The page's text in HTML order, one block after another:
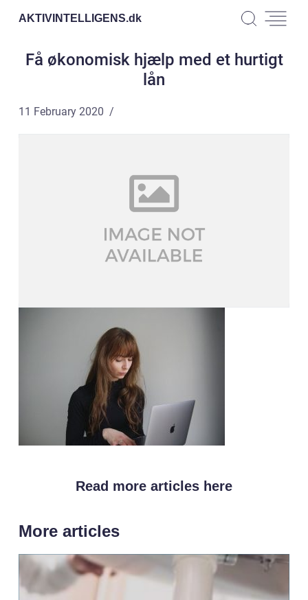
AKTIVINTELLIGENS.dk
Få økonomisk hjælp med et hurtigt
lån
11 February 2020
Read more articles here
More articles